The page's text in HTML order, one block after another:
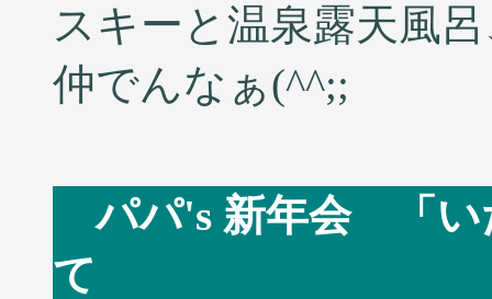
スキーと温泉露天風
仲でんなぁ(^^;;
パパ's 新年会 「い
て